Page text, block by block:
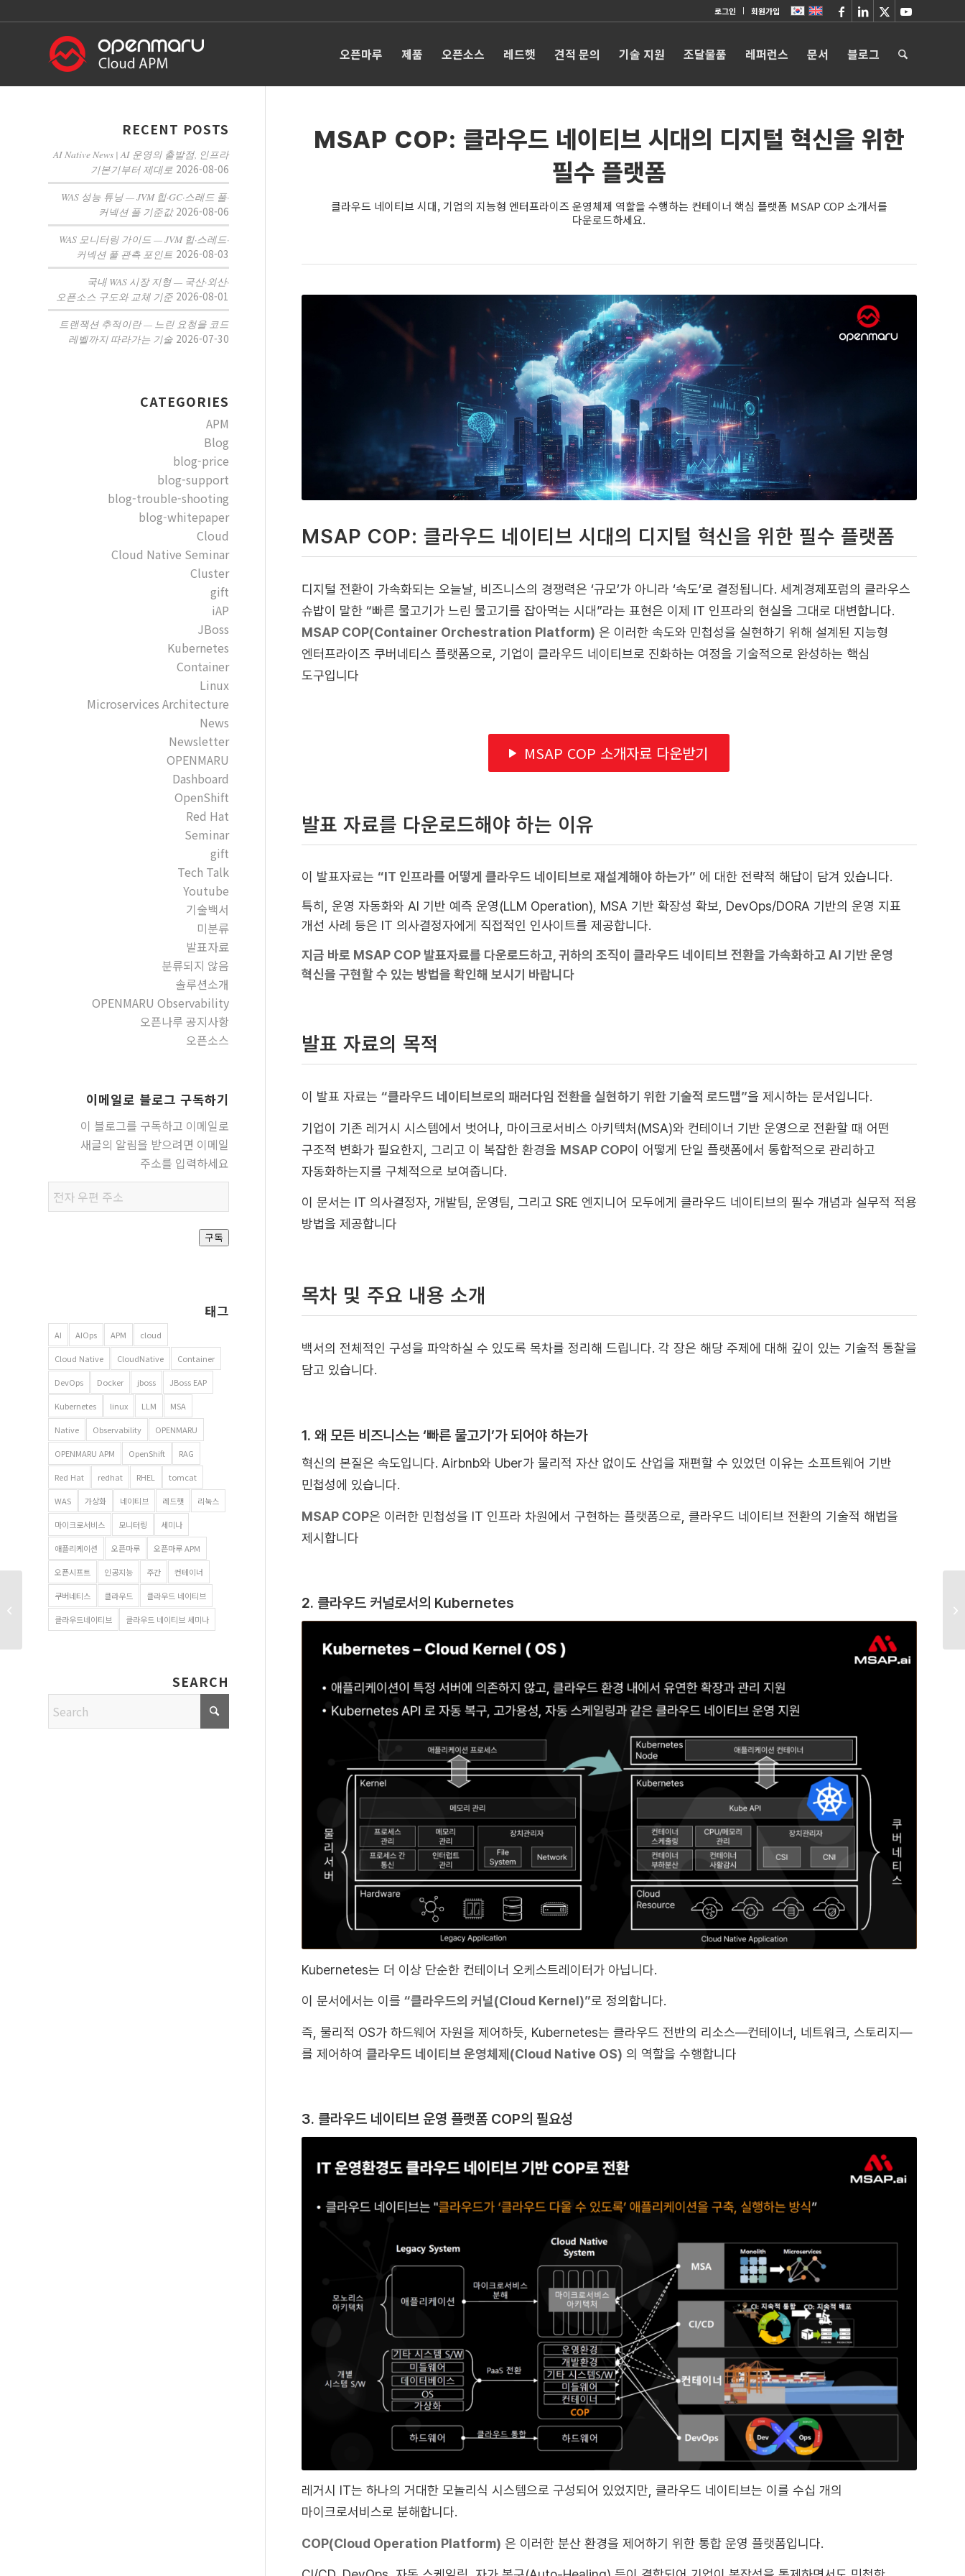
로그인 회원가입
오픈마루 제품 오픈소스 레드햇 견적 문의 기술 지원 조달물품 레퍼런스 문서 블로그
MSAP COP: 클라우드 네이티브 시대의 디지털 혁신을 위한
필수 플랫폼
클라우드 네이티브 시대, 기업의 지능형 엔터프라이즈 운영체제 역할을 수행하는 컨테이너 핵심 플랫폼 MSAP COP 소개서를
다운로드하세요.
MSAP COP: 클라우드 네이티브 시대의 디지털 혁신을 위한 필수 플랫폼
디지털 전환이 가속화되는 오늘날, 비즈니스의 경쟁력은 ‘규모’가 아니라 ‘속도’로 결정됩니다. 세계경제포럼의 클라우스
슈밥이 말한 “빠른 물고기가 느린 물고기를 잡아먹는 시대”라는 표현은 이제 IT 인프라의 현실을 그대로 대변합니다.
MSAP COP(Container Orchestration Platform) 은 이러한 속도와 민첩성을 실현하기 위해 설계된 지능형
엔터프라이즈 쿠버네티스 플랫폼으로, 기업이 클라우드 네이티브로 진화하는 여정을 기술적으로 완성하는 핵심
도구입니다
MSAP COP 소개자료 다운받기
발표 자료를 다운로드해야 하는 이유
이 발표자료는 “IT 인프라를 어떻게 클라우드 네이티브로 재설계해야 하는가” 에 대한 전략적 해답이 담겨 있습니다.
특히, 운영 자동화와 AI 기반 예측 운영(LLM Operation), MSA 기반 확장성 확보, DevOps/DORA 기반의 운영 지표
개선 사례 등은 IT 의사결정자에게 직접적인 인사이트를 제공합니다.
지금 바로 MSAP COP 발표자료를 다운로드하고, 귀하의 조직이 클라우드 네이티브 전환을 가속화하고 AI 기반 운영
혁신을 구현할 수 있는 방법을 확인해 보시기 바랍니다
발표 자료의 목적
이 발표 자료는 “클라우드 네이티브로의 패러다임 전환을 실현하기 위한 기술적 로드맵”을 제시하는 문서입니다.
기업이 기존 레거시 시스템에서 벗어나, 마이크로서비스 아키텍처(MSA)와 컨테이너 기반 운영으로 전환할 때 어떤
구조적 변화가 필요한지, 그리고 이 복잡한 환경을 MSAP COP이 어떻게 단일 플랫폼에서 통합적으로 관리하고
자동화하는지를 구체적으로 보여줍니다.
이 문서는 IT 의사결정자, 개발팀, 운영팀, 그리고 SRE 엔지니어 모두에게 클라우드 네이티브의 필수 개념과 실무적 적용
방법을 제공합니다
목차 및 주요 내용 소개
백서의 전체적인 구성을 파악하실 수 있도록 목차를 정리해 드립니다. 각 장은 해당 주제에 대해 깊이 있는 기술적 통찰을
담고 있습니다.
1. 왜 모든 비즈니스는 ‘빠른 물고기’가 되어야 하는가
혁신의 본질은 속도입니다. Airbnb와 Uber가 물리적 자산 없이도 산업을 재편할 수 있었던 이유는 소프트웨어 기반
민첩성에 있습니다.
MSAP COP은 이러한 민첩성을 IT 인프라 차원에서 구현하는 플랫폼으로, 클라우드 네이티브 전환의 기술적 해법을
제시합니다
2. 클라우드 커널로서의 Kubernetes
Kubernetes는 더 이상 단순한 컨테이너 오케스트레이터가 아닙니다.
이 문서에서는 이를 “클라우드의 커널(Cloud Kernel)”로 정의합니다.
즉, 물리적 OS가 하드웨어 자원을 제어하듯, Kubernetes는 클라우드 전반의 리소스—컨테이너, 네트워크, 스토리지—
를 제어하여 클라우드 네이티브 운영체제(Cloud Native OS) 의 역할을 수행합니다
3. 클라우드 네이티브 운영 플랫폼 COP의 필요성
레거시 IT는 하나의 거대한 모놀리식 시스템으로 구성되어 있었지만, 클라우드 네이티브는 이를 수십 개의
마이크로서비스로 분해합니다.
COP(Cloud Operation Platform) 은 이러한 분산 환경을 제어하기 위한 통합 운영 플랫폼입니다.
RECENT POSTS
AI Native News | AI 운영의 출발점, 인프라
기본기부터 제대로 2026-08-06
WAS 성능 튜닝 — JVM 힙·GC·스레드 풀·
커넥션 풀 기준값 2026-08-06
WAS 모니터링 가이드 — JVM 힙·스레드·
커넥션 풀 관측 포인트 2026-08-03
국내 WAS 시장 지형 — 국산·외산·
오픈소스 구도와 교체 기준 2026-08-01
트랜잭션 추적이란 — 느린 요청을 코드
레벨까지 따라가는 기술 2026-07-30
CATEGORIES
APM
Blog
blog-price
blog-support
blog-trouble-shooting
blog-whitepaper
Cloud
Cloud Native Seminar
Cluster
gift
iAP
JBoss
Kubernetes
Container
Linux
Microservices Architecture
News
Newsletter
OPENMARU
Dashboard
OpenShift
Red Hat
Seminar
gift
Tech Talk
Youtube
기술백서
미분류
발표자료
분류되지 않음
솔루션소개
OPENMARU Observability
오픈나루 공지사항
오픈소스
이메일로 블로그 구독하기
이 블로그를 구독하고 이메일로
새글의 알림을 받으려면 이메일
주소를 입력하세요
우편
주소
구독
태그
AI AIOps APM cloud
Cloud Native CloudNative Container
DevOps Docker jboss JBoss EAP
Kubernetes linux LLM MSA
Native Observability OPENMARU
OPENMARU APM OpenShift RAG
Red Hat redhat RHEL tomcat
WAS 가상화 네이티브 레드햇 리눅스
마이크로서비스 모니터링 세미나
애플리케이션 오픈마루 오픈마루 APM
오픈시프트 인공지능 주간 컨테이너
쿠버네티스 클라우드 클라우드 네이티브
클라우드네이티브 클라우드 네이티브 세미나
SEARCH
데이터의 연결이 AI의
미래다: GraphRAG
백서로 알아보는 차세대...